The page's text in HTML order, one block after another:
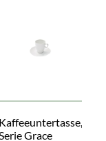
Kaffeeuntertasse,
Serie Grace